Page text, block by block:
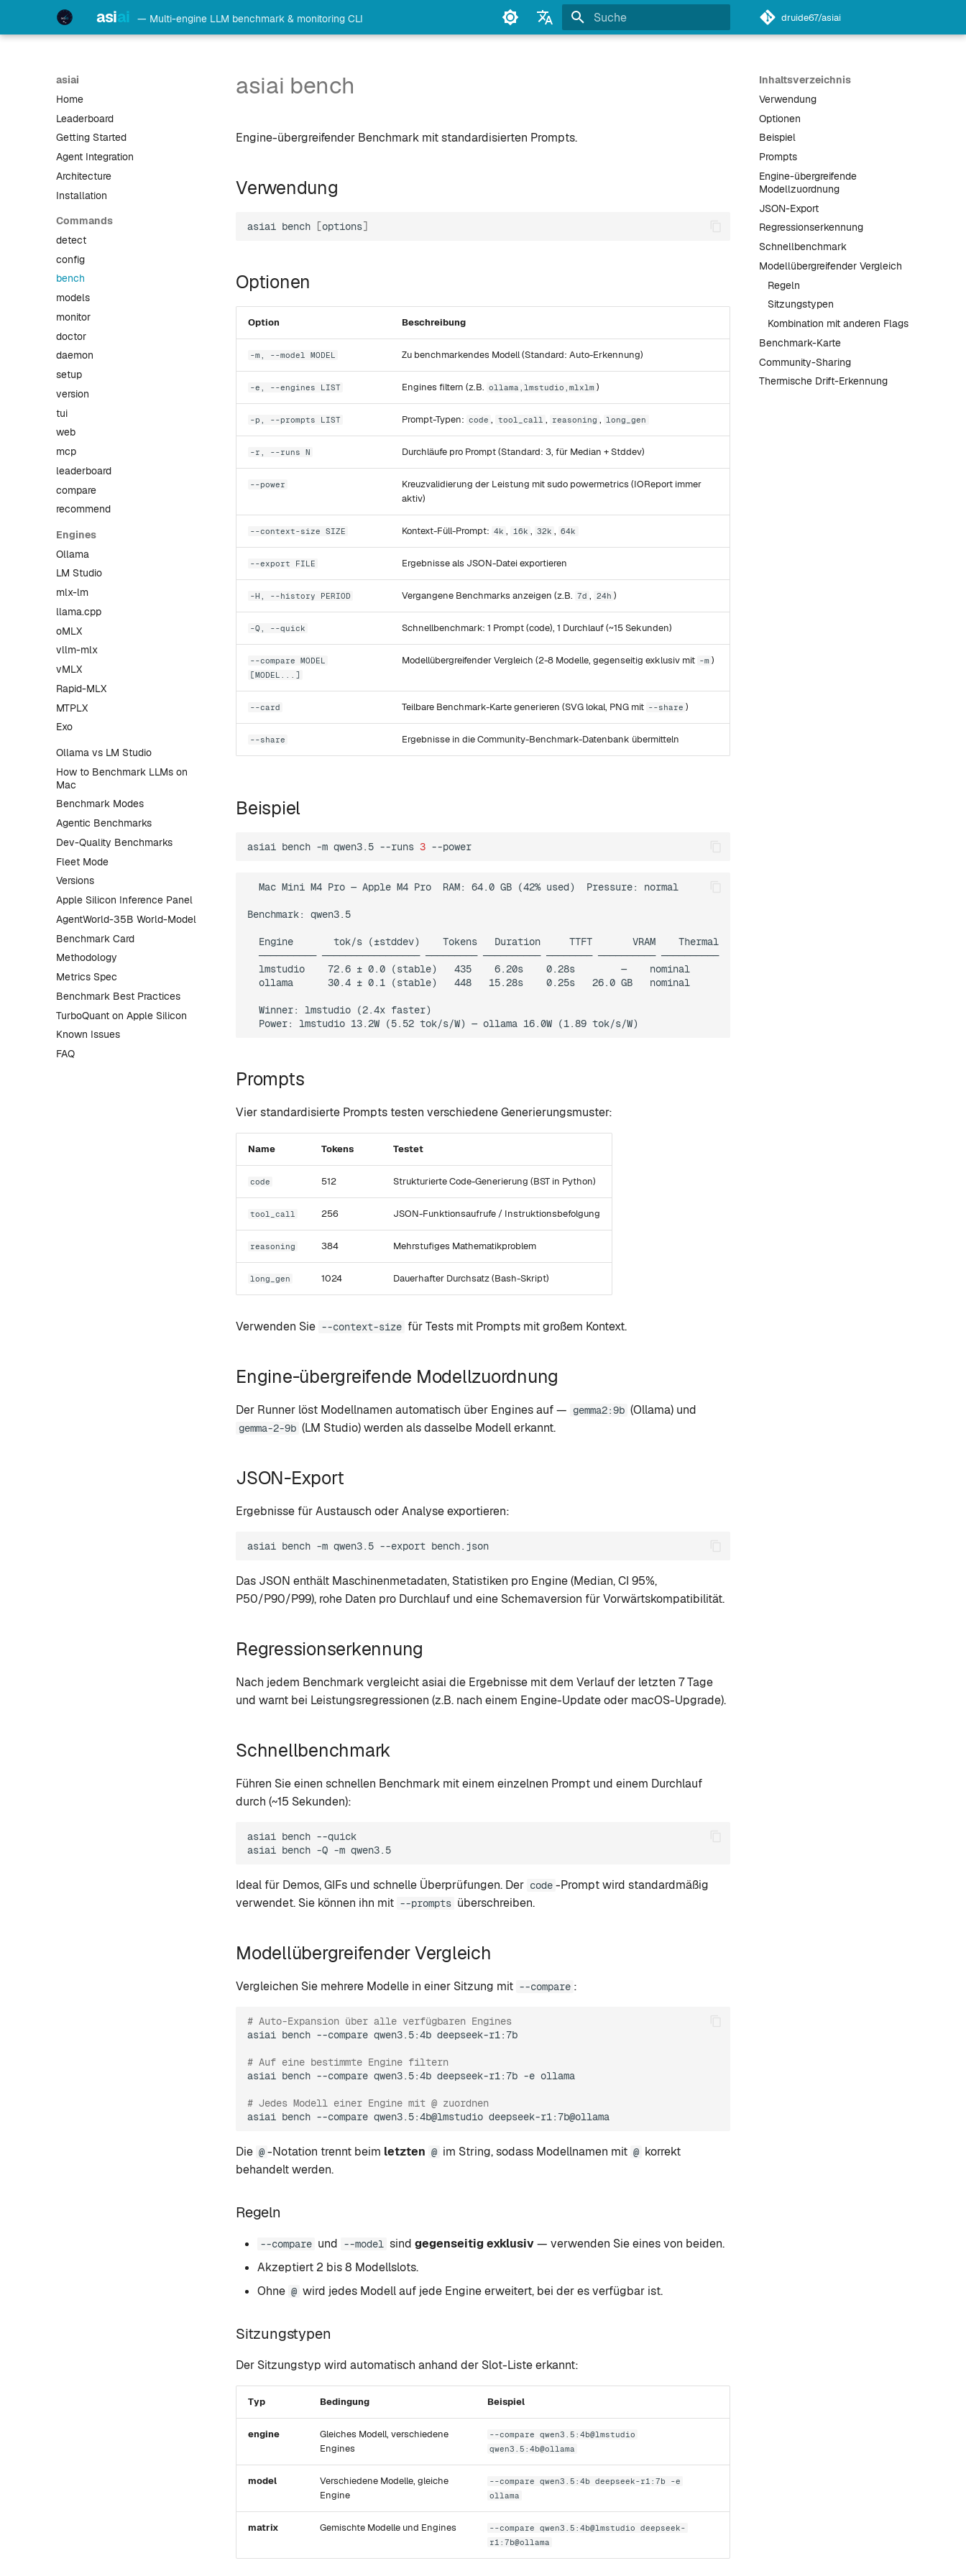
asiai — Multi-engine LLM benchmark & monitoring CLI druide67/asiai
asiai
Home
Leaderboard
Getting Started
Agent Integration
Architecture
Installation
Commands
detect
config
bench
models
monitor
doctor
daemon
setup
version
tui
web
mcp
leaderboard
compare
recommend
Engines
Ollama
LM Studio
mlx-lm
llama.cpp
oMLX
vllm-mlx
vMLX
Rapid-MLX
MTPLX
Exo
Ollama vs LM Studio
How to Benchmark LLMs on
Mac
Benchmark Modes
Agentic Benchmarks
Dev-Quality Benchmarks
Fleet Mode
Versions
Apple Silicon Inference Panel
AgentWorld-35B World-Model
Benchmark Card
Methodology
Metrics Spec
Benchmark Best Practices
TurboQuant on Apple Silicon
Known Issues
FAQ
Inhaltsverzeichnis
Verwendung
Optionen
Beispiel
Prompts
Engine-übergreifende
Modellzuordnung
JSON-Export
Regressionserkennung
Schnellbenchmark
Modellübergreifender Vergleich
Regeln
Sitzungstypen
Kombination mit anderen Flags
Benchmark-Karte
Community-Sharing
Thermische Drift-Erkennung
asiai bench
Engine-übergreifender Benchmark mit standardisierten Prompts.
Verwendung
asiai bench [options]
Optionen
Option Beschreibung
-m, --model MODEL Zu benchmarkendes Modell (Standard: Auto-Erkennung)
-e, --engines LIST Engines filtern (z.B. ollama,lmstudio,mlxlm )
-p, --prompts LIST Prompt-Typen: code , tool_call , reasoning , long_gen
-r, --runs N Durchläufe pro Prompt (Standard: 3, für Median + Stddev)
--power
Kreuzvalidierung der Leistung mit sudo powermetrics (IOReport immer
aktiv)
--context-size SIZE Kontext-Füll-Prompt: 4k , 16k , 32k , 64k
--export FILE Ergebnisse als JSON-Datei exportieren
-H, --history PERIOD Vergangene Benchmarks anzeigen (z.B. 7d , 24h )
-Q, --quick Schnellbenchmark: 1 Prompt (code), 1 Durchlauf (~15 Sekunden)
--compare MODEL
[MODEL...]
Modellübergreifender Vergleich (2-8 Modelle, gegenseitig exklusiv mit -m )
--card Teilbare Benchmark-Karte generieren (SVG lokal, PNG mit --share )
--share Ergebnisse in die Community-Benchmark-Datenbank übermitteln
Beispiel
asiai bench -m qwen3.5 --runs 3
  Mac Mini M4 Pro — Apple M4 Pro  RAM: 64.0 GB (42% used)  Pressure: normal
Benchmark: qwen3.5
  Engine       tok/s (±stddev)    Tokens   Duration     TTFT       VRAM    Thermal
  ────────── ───────────────── ───────── ────────── ──────── ────────── ──────────
  lmstudio    72.6 ± 0.0 (stable)   435    6.20s    0.28s        —    nominal
  ollama      30.4 ± 0.1 (stable)   448   15.28s    0.25s   26.0 GB   nominal
  Winner: lmstudio (2.4x faster)
Prompts
Vier standardisierte Prompts testen verschiedene Generierungsmuster:
Name Tokens Testet
code 512 Strukturierte Code-Generierung (BST in Python)
tool_call 256 JSON-Funktionsaufrufe / Instruktionsbefolgung
reasoning 384 Mehrstufiges Mathematikproblem
long_gen 1024 Dauerhafter Durchsatz (Bash-Skript)
Verwenden Sie --context-size für Tests mit Prompts mit großem Kontext.
Engine-übergreifende Modellzuordnung
Der Runner löst Modellnamen automatisch über Engines auf — gemma2:9b (Ollama) und
gemma-2-9b (LM Studio) werden als dasselbe Modell erkannt.
JSON-Export
Ergebnisse für Austausch oder Analyse exportieren:
asiai bench -m qwen3.5 --export
Das JSON enthält Maschinenmetadaten, Statistiken pro Engine (Median, CI 95%,
P50/P90/P99), rohe Daten pro Durchlauf und eine Schemaversion für Vorwärtskompatibilität.
Regressionserkennung
Nach jedem Benchmark vergleicht asiai die Ergebnisse mit dem Verlauf der letzten 7 Tage
und warnt bei Leistungsregressionen (z.B. nach einem Engine-Update oder macOS-Upgrade).
Schnellbenchmark
Führen Sie einen schnellen Benchmark mit einem einzelnen Prompt und einem Durchlauf
durch (~15 Sekunden):
asiai bench --quick
asiai bench -Q -m
Ideal für Demos, GIFs und schnelle Überprüfungen. Der code -Prompt wird standardmäßig
verwendet. Sie können ihn mit --prompts überschreiben.
Modellübergreifender Vergleich
Vergleichen Sie mehrere Modelle in einer Sitzung mit --compare :
# Auto-Expansion über alle verfügbaren Engines
asiai bench --compare qwen3.5:4b deepseek-r1:7b
# Auf eine bestimmte Engine filtern
asiai bench --compare qwen3.5:4b deepseek-r1:7b -e ollama
# Jedes Modell einer Engine mit @ zuordnen
asiai bench --compare qwen3.5:4b@lmstudio
Die @ -Notation trennt beim letzten @ im String, sodass Modellnamen mit @ korrekt
behandelt werden.
Regeln
--compare und --model sind gegenseitig exklusiv— verwenden Sie eines von beiden.
Akzeptiert 2 bis 8 Modellslots.
Ohne @ wird jedes Modell auf jede Engine erweitert, bei der es verfügbar ist.
Sitzungstypen
Der Sitzungstyp wird automatisch anhand der Slot-Liste erkannt:
Typ Bedingung Beispiel
engine
Gleiches Modell, verschiedene
Engines
--compare qwen3.5:4b@lmstudio
qwen3.5:4b@ollama
model
Verschiedene Modelle, gleiche
Engine
--compare qwen3.5:4b deepseek-r1:7b -e
ollama
matrix Gemischte Modelle und Engines
--compare qwen3.5:4b@lmstudio deepseek-
r1:7b@ollama